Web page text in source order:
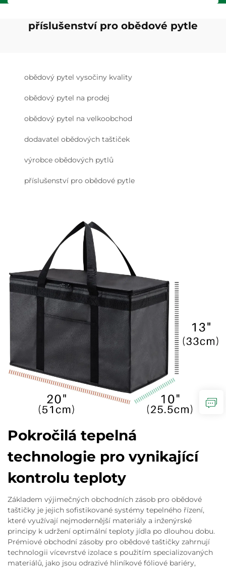
příslušenství pro obědové pytle
obědový pytel vysočiny kvality
obědový pytel na prodej
obědový pytel na velkoobchod
dodavatel obědových taštiček
výrobce obědových pytlů
příslušenství pro obědové pytle
Pokročilá tepelná
technologie pro vynikající
kontrolu teploty
Základem výjimečných obchodních zásob pro obědové
taštičky je jejich sofistikované systémy tepelného řízení,
které využívají nejmodernější materiály a inženýrské
principy k udržení optimální teploty jídla po dlouhou dobu.
Prémiové obchodní zásoby pro obědové taštičky zahrnují
technologii vícevrstvé izolace s použitím specializovaných
materiálů, jako jsou odrazivé hliníkové fóliové bariéry,